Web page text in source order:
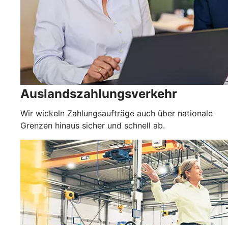
Auslandszahlungsverkehr
Wir wickeln Zahlungsaufträge auch über nationale
Grenzen hinaus sicher und schnell ab.